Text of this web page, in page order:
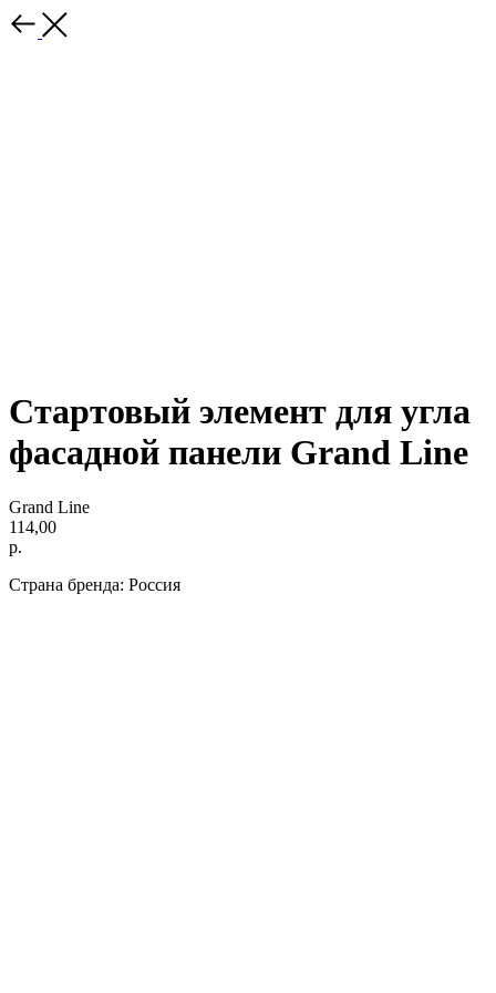
Стартовый элемент для угла
фасадной панели Grand Line
Grand Line
114,00
р.
Страна бренда: Россия